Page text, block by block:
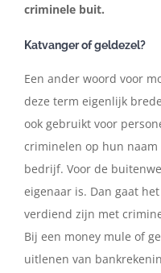
Nederlands
criminele buit.
Katvanger of geldezel?
Een ander woord voor
deze term eigenlijk
ook gebruikt voor
criminelen op hun naam
bedrijf. Voor de
eigenaar is. Dan gaat
verdiend zijn met
Bij een money mule of
uitlenen van